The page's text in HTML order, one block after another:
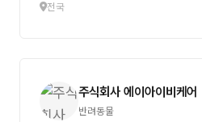
심으로
전국
주식회사 에이아이비케어
반려동물